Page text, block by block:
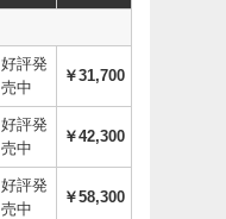
好評発
売中
￥31,700
好評発
売中
￥42,300
好評発
売中
￥58,300